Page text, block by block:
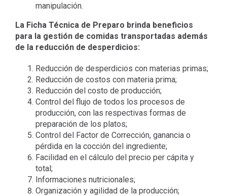
manipulación.
La Ficha Técnica de Preparo brinda beneficios
para la gestión de comidas transportadas además
de la reducción de desperdicios:
Reducción de desperdicios con materias primas;
Reducción de costos con materia prima;
Reducción del costo de producción;
Control del flujo de todos los procesos de
producción, con las respectivas formas de
preparación de los platos;
Control del Factor de Corrección, ganancia o
pérdida en la cocción del ingrediente;
Facilidad en el cálculo del precio per cápita y
total;
Informaciones nutricionales;
Organización y agilidad de la producción;